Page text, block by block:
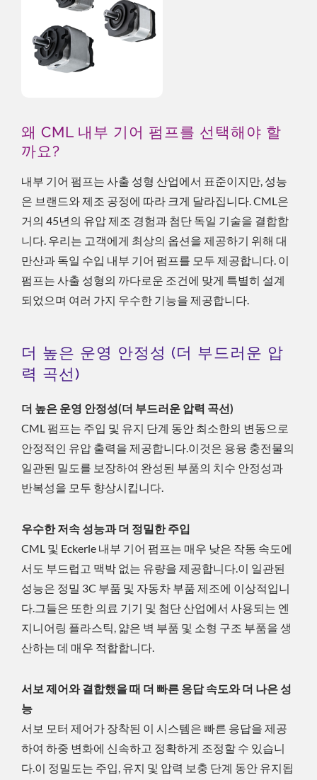
왜 CML 내부 기어 펌프를 선택해야 할
까요?
내부 기어 펌프는 사출 성형 산업에서 표준이지만, 성능
은 브랜드와 제조 공정에 따라 크게 달라집니다. CML은
거의 45년의 유압 제조 경험과 첨단 독일 기술을 결합합
니다. 우리는 고객에게 최상의 옵션을 제공하기 위해 대
만산과 독일 수입 내부 기어 펌프를 모두 제공합니다. 이
펌프는 사출 성형의 까다로운 조건에 맞게 특별히 설계
되었으며 여러 가지 우수한 기능을 제공합니다.
더 높은 운영 안정성 (더 부드러운 압
력 곡선)
더 높은 운영 안정성(더 부드러운 압력 곡선)
CML 펌프는 주입 및 유지 단계 동안 최소한의 변동으로
안정적인 유압 출력을 제공합니다.이것은 용융 충전물의
일관된 밀도를 보장하여 완성된 부품의 치수 안정성과
반복성을 모두 향상시킵니다.
우수한 저속 성능과 더 정밀한 주입
CML 및 Eckerle 내부 기어 펌프는 매우 낮은 작동 속도에
서도 부드럽고 맥박 없는 유량을 제공합니다.이 일관된
성능은 정밀 3C 부품 및 자동차 부품 제조에 이상적입니
다.그들은 또한 의료 기기 및 첨단 산업에서 사용되는 엔
지니어링 플라스틱, 얇은 벽 부품 및 소형 구조 부품을 생
산하는 데 매우 적합합니다.
서보 제어와 결합했을 때 더 빠른 응답 속도와 더 나은 성
능
서보 모터 제어가 장착된 이 시스템은 빠른 응답을 제공
하여 하중 변화에 신속하고 정확하게 조정할 수 있습니
다.이 정밀도는 주입, 유지 및 압력 보충 단계 동안 유지됩